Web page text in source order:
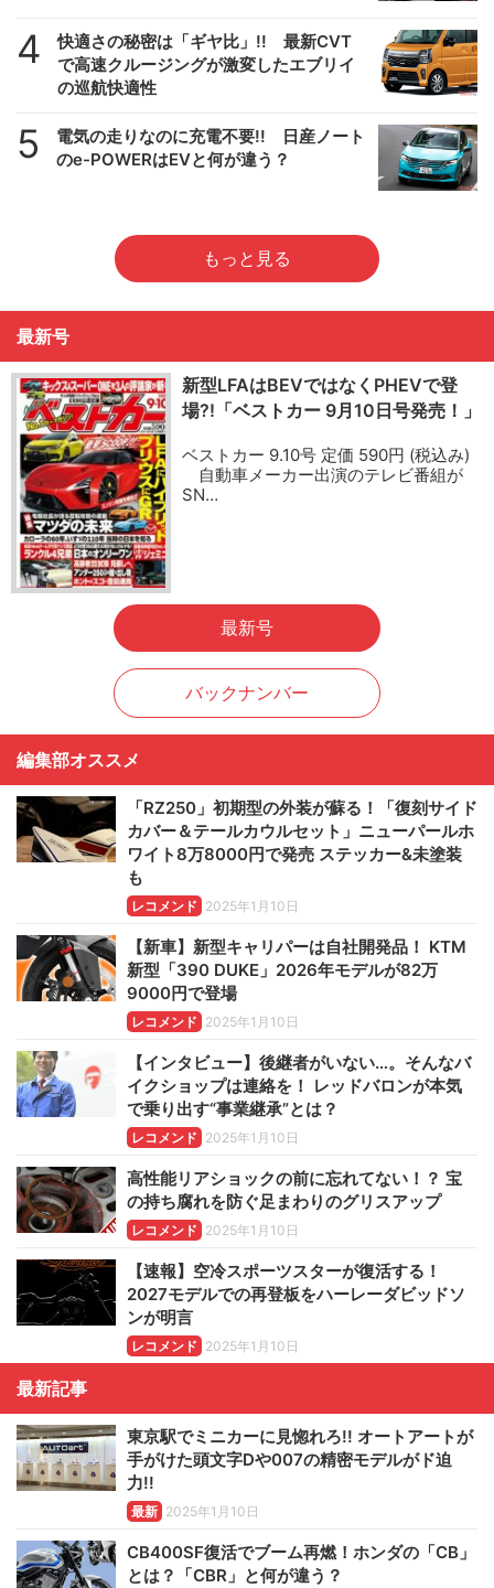
4
快適さの秘密は「ギヤ比」!! 最新CVT
で高速クルージングが激変したエブリイ
の巡航快適性
5
電気の走りなのに充電不要!! 日産ノート
のe-POWERはEVと何が違う？
もっと見る
最新号
新型LFAはBEVではなくPHEVで登
場?!「ベストカー 9月10日号発売！」
ベストカー 9.10号 定価 590円 (税込み)
自動車メーカー出演のテレビ番組が
SN…
最新号
バックナンバー
編集部オススメ
「RZ250」初期型の外装が蘇る！「復刻サイド
カバー＆テールカウルセット」ニューパールホ
ワイト8万8000円で発売 ステッカー&未塗装
も
レコメンド 2025年1月10日
【新車】新型キャリパーは自社開発品！ KTM
新型「390 DUKE」2026年モデルが82万
9000円で登場
レコメンド 2025年1月10日
【インタビュー】後継者がいない…。そんなバ
イクショップは連絡を！ レッドバロンが本気
で乗り出す“事業継承”とは？
レコメンド 2025年1月10日
高性能リアショックの前に忘れてない！？ 宝
の持ち腐れを防ぐ足まわりのグリスアップ
レコメンド 2025年1月10日
【速報】空冷スポーツスターが復活する！
2027モデルでの再登板をハーレーダビッドソ
ンが明言
レコメンド 2025年1月10日
最新記事
東京駅でミニカーに見惚れろ!! オートアートが
手がけた頭文字Dや007の精密モデルがド迫
力!!
最新 2025年1月10日
CB400SF復活でブーム再燃！ホンダの「CB」
とは？「CBR」と何が違う？